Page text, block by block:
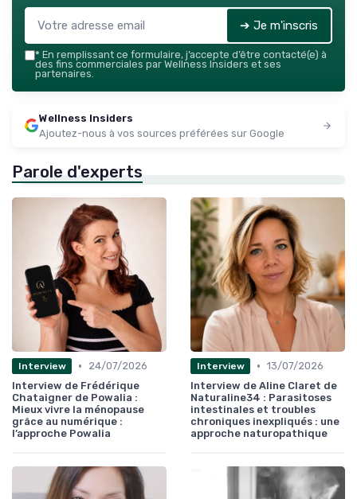
➔ Je m'inscris
* En remplissant ce formulaire, j’accepte d’être contacté(e) à
des fins commerciales par Wellness Insiders et ses
partenaires.
Wellness Insiders
Ajoutez-nous à vos sources préférées sur Google
Parole d'experts
Interview •
24/07/2026
Interview de Frédérique
Chataigner de Powalia :
Mieux vivre la ménopause
grâce au numérique :
l’approche Powalia
Interview • 13/07/2026
Interview de Aline Claret de
Naturaline34 : Parasitoses
intestinales et troubles
chroniques inexpliqués : une
approche naturopathique